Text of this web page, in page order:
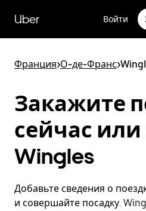
перейти
к
Uber Войти
Франция>О-де-Франс>
Закажите
сейчас
Wingles
Добавьте сведения о
и совершайте посадку.